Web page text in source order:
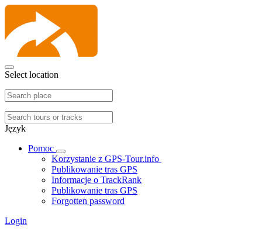
Select location
Język
Pomoc
Korzystanie z GPS-Tour.info
Publikowanie tras GPS
Informacje o TrackRank
Publikowanie tras GPS
Forgotten password
Login